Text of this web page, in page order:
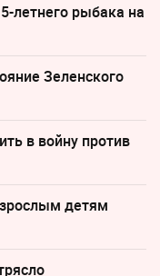
летнего рыбака на
Зеленского
в войну против
детям